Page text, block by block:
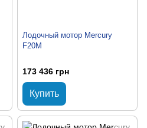
Лодочный мотор Mercury
F20M
173 436 грн
Купить